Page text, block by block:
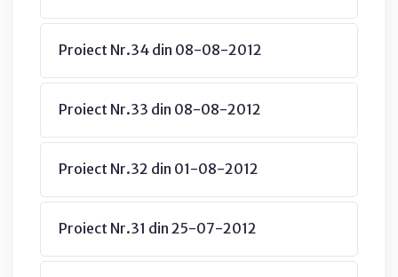
Proiect Nr.34 din 08-08-2012
Proiect Nr.33 din 08-08-2012
Proiect Nr.32 din 01-08-2012
Proiect Nr.31 din 25-07-2012